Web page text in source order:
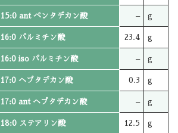
15:0 ant ペンタデカン酸 – g
16:0 パルミチン酸 23.4 g
16:0 iso パルミチン酸 – g
17:0 ヘプタデカン酸 0.3 g
17:0 ant ヘプタデカン酸 – g
18:0 ステアリン酸 12.5 g